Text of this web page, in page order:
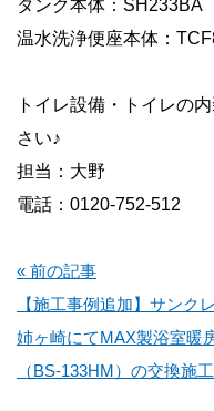
タンク本体：SH233BA
温水洗浄便座本体：
トイレ設備・トイレの
さい♪
担当：大野
電話：0120-752-512
« 前の記事
【施工事例追加】サンク
姉ヶ崎にてMAX製浴室暖
（BS-133HM）の交換施